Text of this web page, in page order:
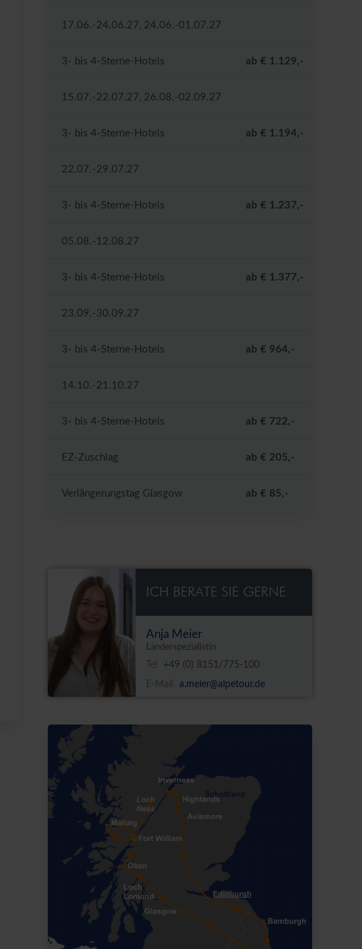
17.06.-24.06.27, 24.06.-01.07.27
3- bis 4-Sterne-Hotels ab € 1.129,-
15.07.-22.07.27, 26.08.-02.09.27
3- bis 4-Sterne-Hotels ab € 1.194,-
22.07.-29.07.27
3- bis 4-Sterne-Hotels ab € 1.237,-
05.08.-12.08.27
3- bis 4-Sterne-Hotels ab € 1.377,-
23.09.-30.09.27
3- bis 4-Sterne-Hotels ab € 964,-
14.10.-21.10.27
3- bis 4-Sterne-Hotels ab € 722,-
EZ-Zuschlag ab € 205,-
Verlängerungstag Glasgow ab € 85,-
ICH BERATE SIE GERNE
Anja Meier
Länderspezialistin
Tel
+49 (0) 8151/775-100
E-Mail
a.meier@alpetour.de